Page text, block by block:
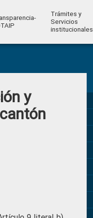
Trámites y
Servicios
institucionales
y